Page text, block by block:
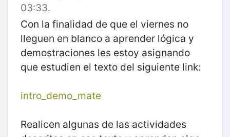
03:33.
Con la finalidad de que el viernes no
lleguen en blanco a aprender lógica y
demostraciones les estoy asignando
que estudien el texto del siguiente link:
intro_demo_mate
Realicen algunas de las actividades